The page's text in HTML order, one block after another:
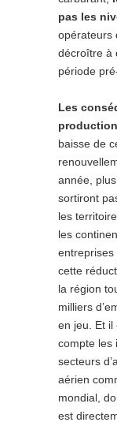
pas les
opérateurs
décroître à
période
Les
baisse de
année,
sortiront
les
les
entreprises
cette
la région
milliers
en jeu. Et il
compte les
secteurs
aérien
mondial,
est